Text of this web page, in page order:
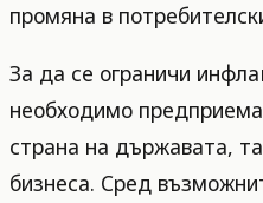
промяна в
За да се ограничи
необходимо
страна на държавата,
бизнеса. Сред